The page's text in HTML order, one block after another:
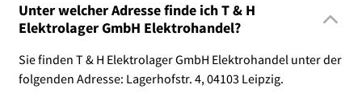
Unter welcher Adresse finde ich T & H
Elektrolager GmbH Elektrohandel?
Sie finden T & H Elektrolager GmbH Elektrohandel unter der
folgenden Adresse: Lagerhofstr. 4, 04103 Leipzig.